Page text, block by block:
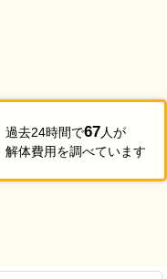
過去24時間で67人が
解体費用を調べています